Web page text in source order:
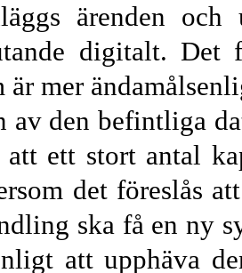
ärenden
digitalt.
är mer
av den befintliga
ett stort antal
det föreslås
ska få en ny
att upphäva